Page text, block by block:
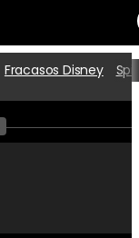
Películas
Fracasos Disney